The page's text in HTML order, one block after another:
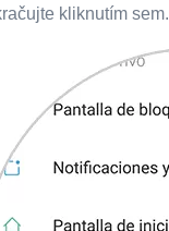
kliknutím sem.